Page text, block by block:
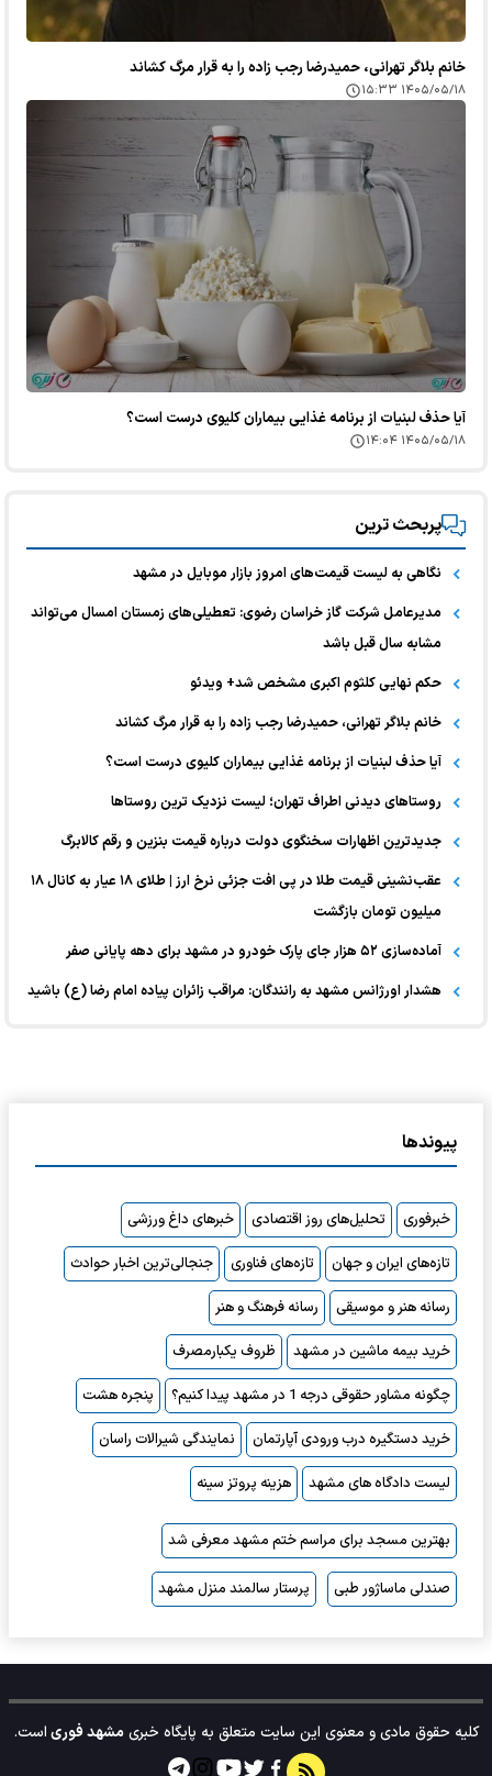
خانم بلاگر تهرانی، حمیدرضا رجب زاده را به قرار مرگ کشاند
۱۴۰۵/۰۵/۱۸ ۱۵:۳۳
آیا حذف لبنیات از برنامه غذایی بیماران کلیوی درست است؟
۱۴۰۵/۰۵/۱۸ ۱۴:۰۴
پربحث ترین
نگاهی به لیست قیمت‌های امروز بازار موبایل در مشهد
مدیرعامل شرکت گاز خراسان رضوی: تعطیلی‌های زمستان امسال می‌تواند
مشابه سال قبل باشد
حکم نهایی کلثوم اکبری مشخص شد+ ویدئو
خانم بلاگر تهرانی، حمیدرضا رجب زاده را به قرار مرگ کشاند
آیا حذف لبنیات از برنامه غذایی بیماران کلیوی درست است؟
روستاهای دیدنی اطراف تهران؛ لیست نزدیک ترین روستاها
جدیدترین اظهارات سخنگوی دولت درباره قیمت بنزین و رقم کالابرگ
عقب‌نشینی قیمت طلا در پی افت جزئی نرخ ارز | طلای ۱۸ عیار به کانال ۱۸
میلیون تومان بازگشت
آماده‌سازی ۵۲ هزار جای پارک خودرو در مشهد برای دهه پایانی صفر
هشدار اورژانس مشهد به رانندگان: مراقب زائران پیاده امام رضا (ع) باشید
پیوندها
خبرفوری تحلیل‌های روز اقتصادی
خبرهای داغ ورزشی
تازه‌های ایران و جهان
تازه‌های فناوری
جنجالی‌ترین اخبار حوادث
رسانه هنر و موسیقی
رسانه فرهنگ و هنر
خرید بیمه ماشین در مشهد
ظروف یکبارمصرف
چگونه مشاور حقوقی درجه 1 در مشهد پیدا کنیم؟
پنجره هشت
خرید دستگیره درب ورودی آپارتمان
نمایندگی شیرالات راسان
لیست دادگاه های مشهد
هزینه پروتز سینه
بهترین مسجد برای مراسم ختم مشهد معرفی شد
صندلی ماساژور طبی پرستار سالمند منزل مشهد
کلیه حقوق مادی و معنوی این سایت متعلق به پایگاه خبریمشهد فوریاست.